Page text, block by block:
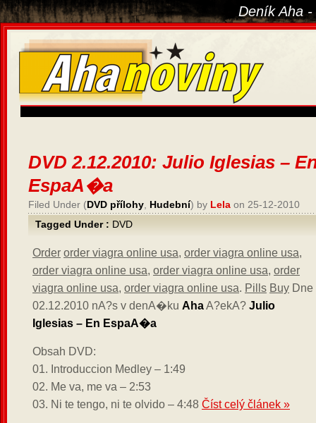
Deník Aha
DVD 2.12.2010: Julio Iglesias –
EspaA�a
Filed Under (DVD přílohy Hudební) by Lela on 25-12-2010
Tagged Under : DVD
Order order viagra online usa, order viagra online usa,
order viagra online usa, order viagra online usa, order
viagra online usa, order viagra online usa. Pills Buy Dne
02.12.2010 nA?s v denA�ku AhaA?ekA? Julio
Iglesias – En EspaA�a
Obsah DVD:
01. Introduccion Medley – 1:49
02. Me va, me va – 2:53
03. Ni te tengo, ni te olvido – 4:48 Číst celý článek »